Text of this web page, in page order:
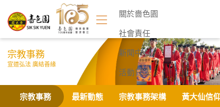
關於嗇色園
社會責任
新聞中心
活動日誌
聯絡我們
宗教事務
宣道弘法 廣結善緣
宗教事務 最新動態 宗教事務架構 黃大仙信